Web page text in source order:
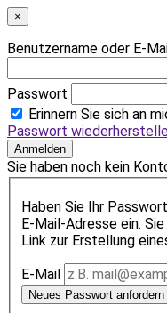
×
Benutzername oder E-
Passwort
Erinnern Sie sich an
Passwort
Anmelden
Sie haben noch kein
Haben Sie Ihr
E-Mail-Adresse ein.
Link zur Erstellung
E-Mail
Neues Passwort anfordern